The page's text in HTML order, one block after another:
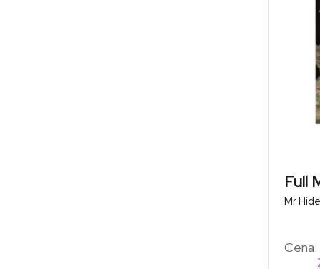
Full
Mr
Cena: